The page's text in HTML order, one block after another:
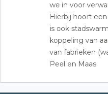
we in voor
Hierbij hoort
is ook
koppeling van
van fabrieken
Peel en Maas.